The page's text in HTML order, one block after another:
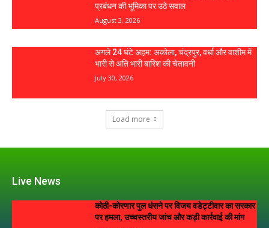
प्रबंधन की भूमिका पर उठे सवाल
August 3, 2026
अगले 24 घंटे अहम: अकोला, चंद्रपुर, वर्धा और वाशीम में
भारी से अति भारी बारिश की चेतावनी
July 30, 2026
Load more
Live News
कोठी-कोरणार पुल धंसने पर विजय वडेट्टीवार का सरकार
पर हमला, उच्चस्तरीय जांच और कड़ी कार्रवाई की मांग